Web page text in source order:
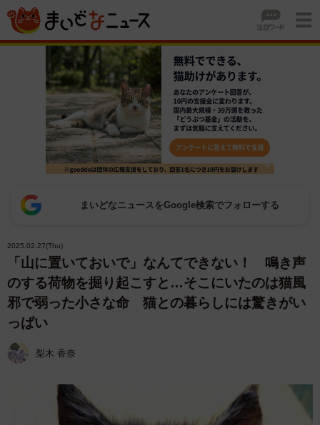
まいどなニュースをGoogle検索でフォローする
2025.02.27(Thu)
「山に置いておいで」なんてできない！ 鳴き声
のする荷物を掘り起こすと…そこにいたのは猫風
邪で弱った小さな命 猫との暮らしには驚きがい
っぱい
梨木 香奈